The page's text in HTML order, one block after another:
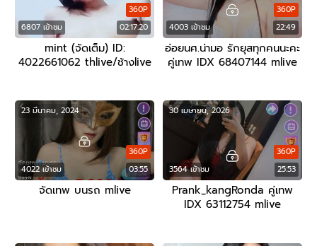
6807 เข้าชม 02:17:20
360P
mint (จัดเต็ม) ID:
4022661062 thlive/ช้างlive
4003 เข้าชม 22:49
360P
อ่อยนศ.น่ามอ รักยุสทุกคนนะคะ
คู่เทพ IDX 68407144 mlive
4022 เข้าชม 03:55
360P
23 มีนาคม, 2024
จัดเทพ บนรถ mlive
3564 เข้าชม 25:53
360P
30 เมษายน, 2026
Prank_kangRonda คู่เทพ
IDX 63112754 mlive